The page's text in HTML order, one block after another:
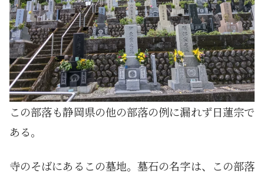
この部落も静岡県の他の部落の例に漏れず日蓮宗で
ある。
寺のそばにあるこの墓地。墓石の名字は、この部落